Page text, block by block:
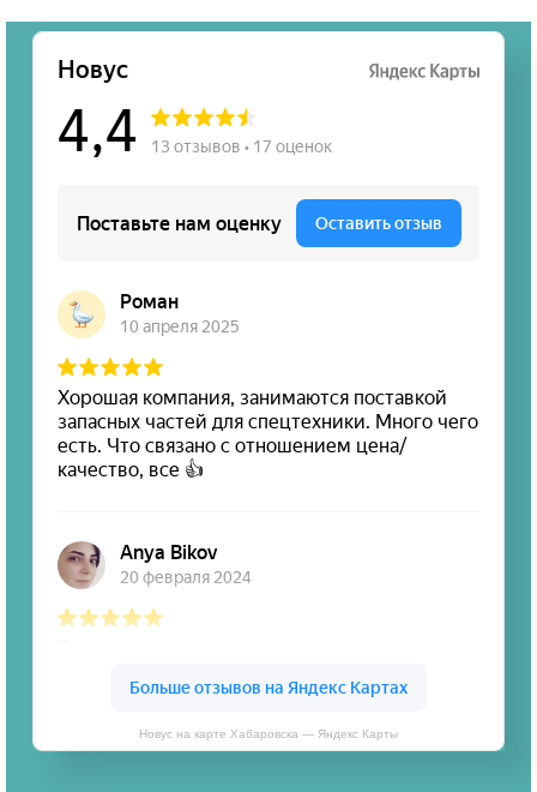
Новус на карте Хабаровска — Яндекс Карты